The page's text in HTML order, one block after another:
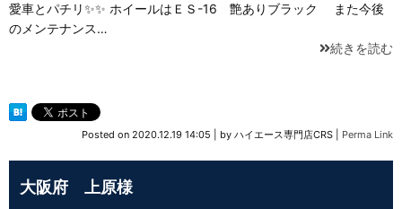
愛車とパチリ✨✨ ホイールはＥＳ-16 艶ありブラック また今後
のメンテナンス…
続きを読む
Posted on 2020.12.19 14:05 by ハイエース専門店CRS Perma Link
大阪府 上原様